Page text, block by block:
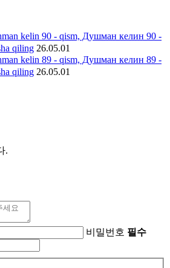
kelin 90 - qism, Душман келин 90 -
qiling 26.05.01
kelin 89 - qism, Душман келин 89 -
qiling 26.05.01
.
비밀번호 필수